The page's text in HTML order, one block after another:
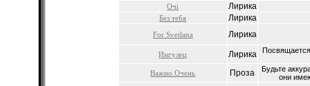
Очі Лирика
Без тебя Лирика
For Svetlana Лирика
Ингулец Лирика
Важно.Очень Проза
Будьте
они